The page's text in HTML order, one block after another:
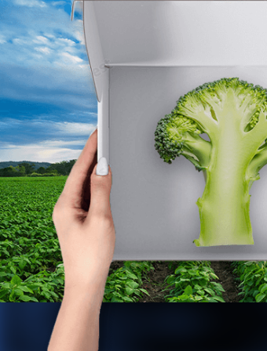
種子粉衣以外には使用しな
直射日光を避け涼しい場所